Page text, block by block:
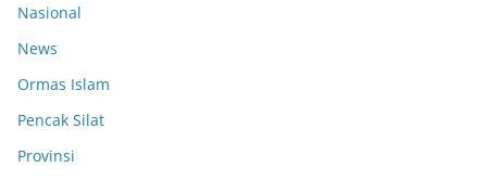
Nasional
News
Ormas Islam
Pencak Silat
Provinsi